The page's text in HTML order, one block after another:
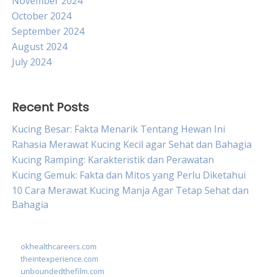
October 2024
September 2024
August 2024
July 2024
Recent Posts
Kucing Besar: Fakta Menarik Tentang Hewan Ini
Rahasia Merawat Kucing Kecil agar Sehat dan Bahagia
Kucing Ramping: Karakteristik dan Perawatan
Kucing Gemuk: Fakta dan Mitos yang Perlu Diketahui
10 Cara Merawat Kucing Manja Agar Tetap Sehat dan
Bahagia
okhealthcareers.com
theintexperience.com
unboundedthefilm.com